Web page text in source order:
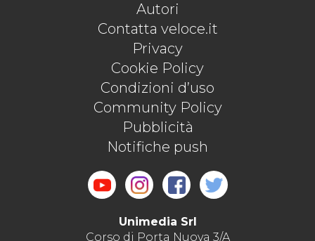
Autori
Contatta veloce.it
Privacy
Cookie Policy
Condizioni d’uso
Community Policy
Pubblicità
Notifiche push
Unimedia Srl
Corso di Porta Nuova 3/A